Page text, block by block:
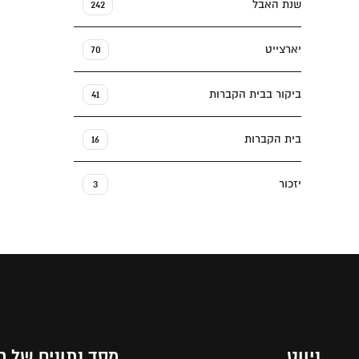
שנת האבל 242
יארצייט 70
ביקור בבית הקברות 41
בית הקברות 16
יזכור 3